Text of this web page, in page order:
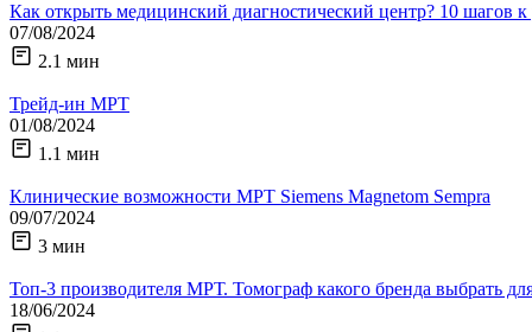
Как открыть медицинский диагностический центр? 10 шагов к
07/08/2024
2.1 мин
Трейд-ин МРТ
01/08/2024
1.1 мин
Клинические возможности МРТ Siemens Magnetom Sempra
09/07/2024
3 мин
Топ-3 производителя МРТ. Томограф какого бренда выбрать
18/06/2024